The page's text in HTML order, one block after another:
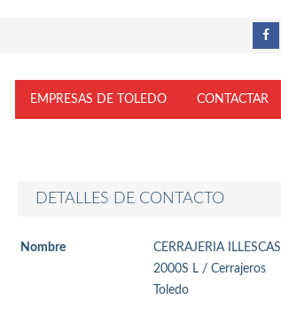
EMPRESAS DE TOLEDO CONTACTAR
DETALLES DE CONTACTO
Nombre
CERRAJERIA ILLESCAS
2000S L / Cerrajeros
Toledo